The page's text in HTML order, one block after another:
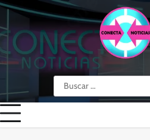
Skip
content
Buscar: